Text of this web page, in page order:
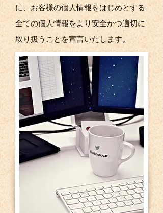
に、お客様の個人情報をはじめとする
全ての個人情報をより安全かつ適切に
取り扱うことを宣言いたします。